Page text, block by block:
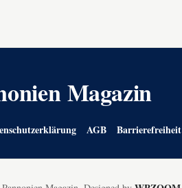
Magazin
AGB Barrierefreiheit